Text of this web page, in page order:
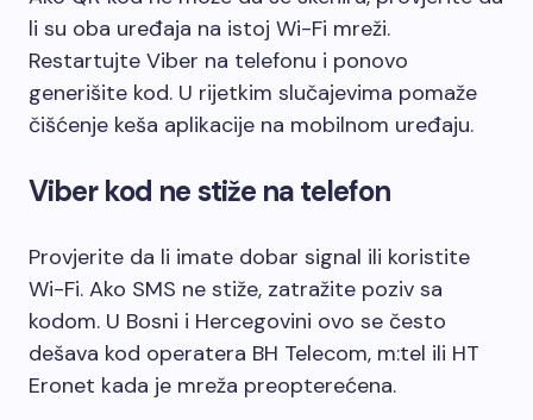
li su oba uređaja na istoj Wi-Fi mreži.
Restartujte Viber na telefonu i ponovo
generišite kod. U rijetkim slučajevima pomaže
čišćenje keša aplikacije na mobilnom uređaju.
Viber kod ne stiže na telefon
Provjerite da li imate dobar signal ili koristite
Wi-Fi. Ako SMS ne stiže, zatražite poziv sa
kodom. U Bosni i Hercegovini ovo se često
dešava kod operatera BH Telecom, m:tel ili HT
Eronet kada je mreža preopterećena.